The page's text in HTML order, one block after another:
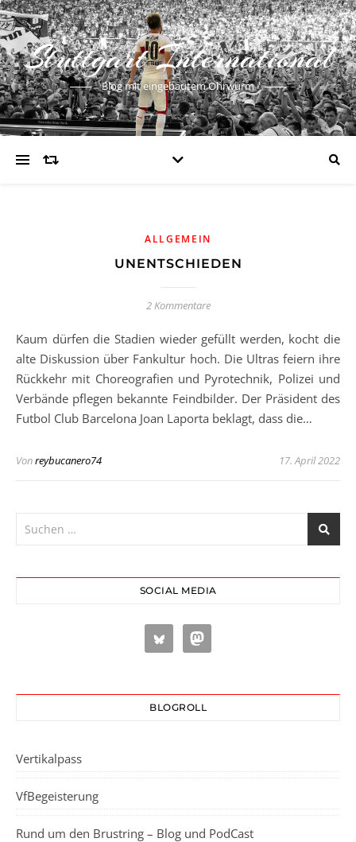
Stuttgart International
Blog mit eingebautem Ohrwurm
ALLGEMEIN
UNENTSCHIEDEN
2 Kommentare
Kaum dürfen die Stadien wieder gefüllt werden, kocht die
alte Diskussion über Fankultur hoch. Die Ultras feiern ihre
Rückkehr mit Choreografien und Pyrotechnik, Polizei und
Verbände pflegen bekannte Feindbilder. Der Präsident des
Futbol Club Barcelona Joan Laporta beklagt, dass die…
Vonreybucanero74 17. April 2022
SOCIAL MEDIA
BLOGROLL
Vertikalpass
VfBegeisterung
Rund um den Brustring – Blog und PodCast